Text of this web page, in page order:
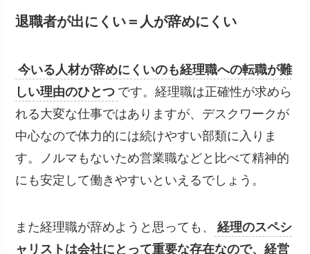
退職者が出にくい＝人が辞めにくい
今いる人材が辞めにくいのも経理職への転職が難
しい理由のひとつ です。経理職は正確性が求めら
れる大変な仕事ではありますが、デスクワークが
中心なので体力的には続けやすい部類に入りま
す。ノルマもないため営業職などと比べて精神的
にも安定して働きやすいといえるでしょう。
また経理職が辞めようと思っても、
経理のスペシ
ャリストは会社にとって重要な存在なので、経営